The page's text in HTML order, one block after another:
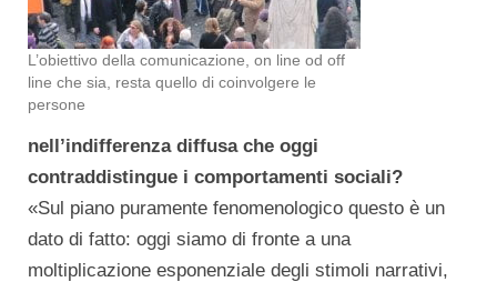
L’obiettivo della comunicazione, on line od off
line che sia, resta quello di coinvolgere le
persone
nell’indifferenza diffusa che oggi
contraddistingue i comportamenti sociali?
«Sul piano puramente fenomenologico questo è un
dato di fatto: oggi siamo di fronte a una
moltiplicazione esponenziale degli stimoli narrativi,